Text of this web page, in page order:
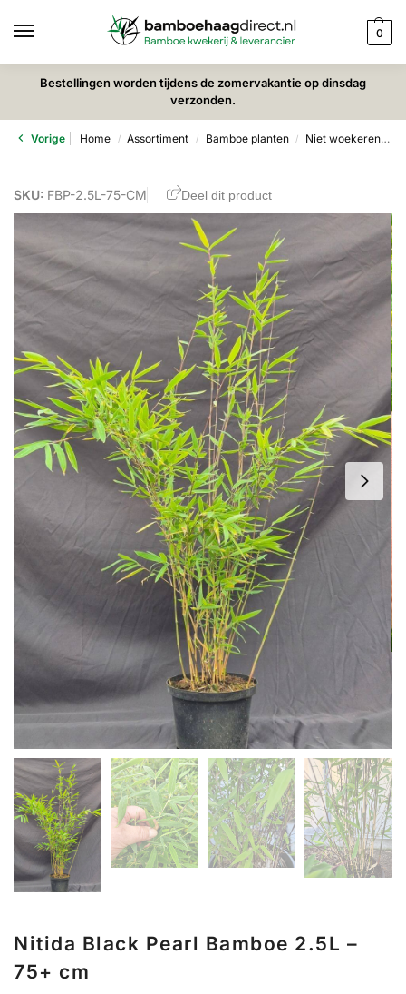
0
Bestellingen worden tijdens de zomervakantie op dinsdag
verzonden.
Vorige Home / Assortiment / Bamboe planten / Niet woekerende bamboe
SKU: FBP-2.5L-75-CM Deel dit product
Nitida Black Pearl Bamboe 2.5L –
75+ cm